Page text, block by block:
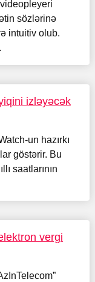
sözlərinə
intuitiv olub.
izləyəcək
un hazırkı
göstərir. Bu
saatlarının
vergi